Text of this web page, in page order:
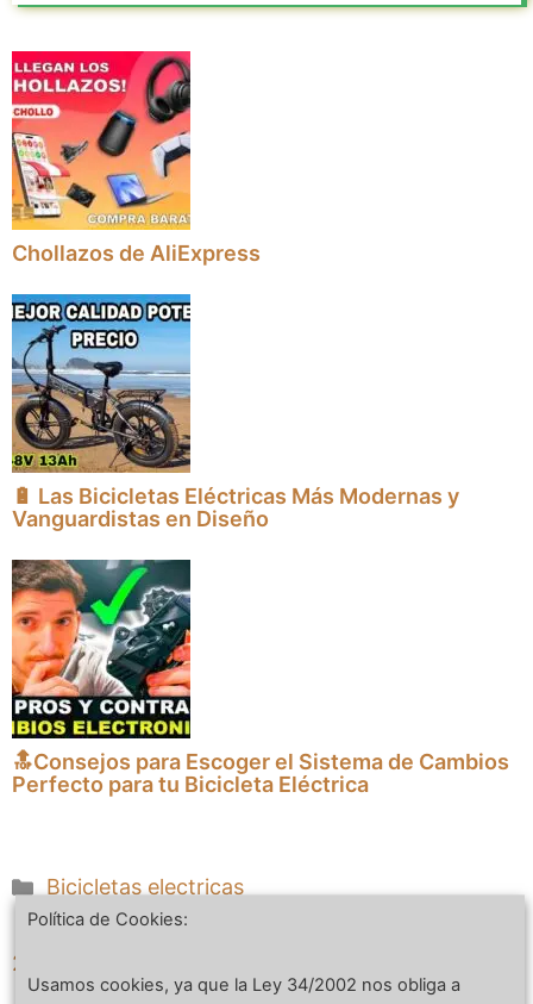
Chollazos de AliExpress
🔋 Las Bicicletas Eléctricas Más Modernas y
Vanguardistas en Diseño
🔝Consejos para Escoger el Sistema de Cambios
Perfecto para tu Bicicleta Eléctrica
Categorías
Bicicletas electricas
Revisión de paso bajo de Magnum Premium 3,
2023
Política de Cookies:
Usamos cookies, ya que la Ley 34/2002 nos obliga a